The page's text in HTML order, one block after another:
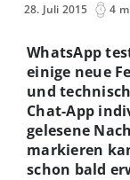
28. Juli 2015 4
WhatsApp
einige neue
und
Chat-App
gelesene
markieren
schon bald